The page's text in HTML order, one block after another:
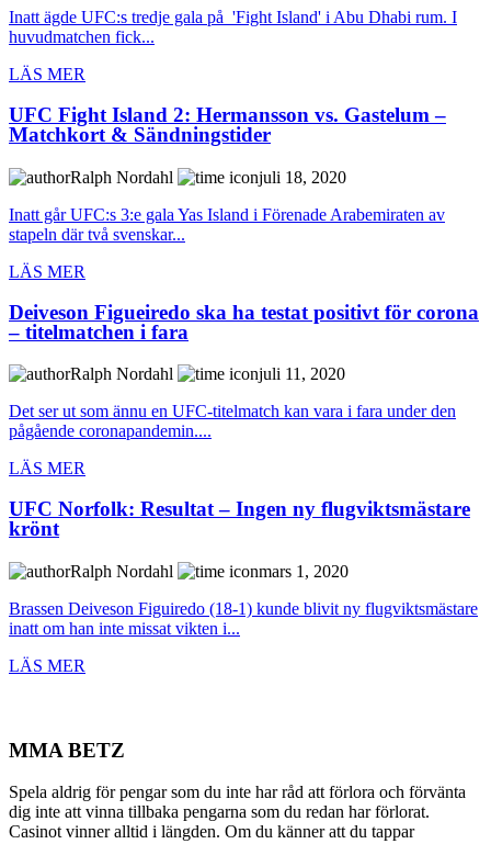
Inatt ägde UFC:s tredje gala på 'Fight Island' i Abu Dhabi rum. I
huvudmatchen fick...
LÄS MER
UFC Fight Island 2: Hermansson vs. Gastelum –
Matchkort & Sändningstider
Ralph Nordahl
juli 18, 2020
Inatt går UFC:s 3:e gala Yas Island i Förenade Arabemiraten av
stapeln där två svenskar...
LÄS MER
Deiveson Figueiredo ska ha testat positivt för corona
– titelmatchen i fara
Ralph Nordahl
juli 11, 2020
Det ser ut som ännu en UFC-titelmatch kan vara i fara under den
pågående coronapandemin....
LÄS MER
UFC Norfolk: Resultat – Ingen ny flugviktsmästare
krönt
Ralph Nordahl
mars 1, 2020
Brassen Deiveson Figuiredo (18-1) kunde blivit ny flugviktsmästare
inatt om han inte missat vikten i...
LÄS MER
MMA BETZ
Spela aldrig för pengar som du inte har råd att förlora och förvänta
dig inte att vinna tillbaka pengarna som du redan har förlorat.
Casinot vinner alltid i längden. Om du känner att du tappar